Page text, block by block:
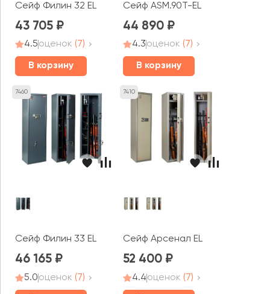
Сейф Филин 32 EL
43 705
4.5оценок (7)
В корзину
Сейф ASM.90T-EL
44 890
4.3оценок (7)
В корзину
7460
Сейф Филин 33 EL
46 165
5.0оценок (7)
7410
Сейф Арсенал EL
52 400
4.4оценок (7)